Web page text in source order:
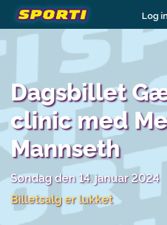
Log
Dagsbillet
clinic med
Mannseth
Søndag den 14. januar 2024
Billetsalg er lukket